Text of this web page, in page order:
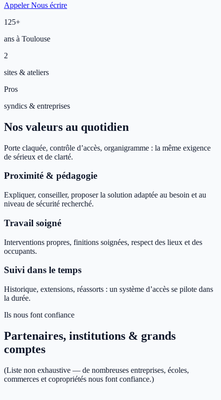
AppelerNous écrire
125+
ans à Toulouse
2
sites & ateliers
Pros
syndics & entreprises
Nos valeurs au quotidien
Porte claquée, contrôle d’accès, organigramme : la même exigence
de sérieux et de clarté.
Proximité & pédagogie
Expliquer, conseiller, proposer la solution adaptée au besoin et au
niveau de sécurité recherché.
Travail soigné
Interventions propres, finitions soignées, respect des lieux et des
occupants.
Suivi dans le temps
Historique, extensions, réassorts : un système d’accès se pilote dans
la durée.
Ils nous font confiance
Partenaires, institutions & grands
comptes
(Liste non exhaustive — de nombreuses entreprises, écoles,
commerces et copropriétés nous font confiance.)